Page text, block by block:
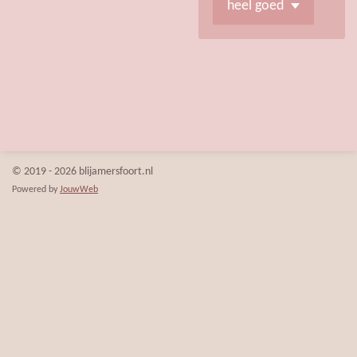
© 2019 - 2026 blijamersfoort.nl
Powered by JouwWeb